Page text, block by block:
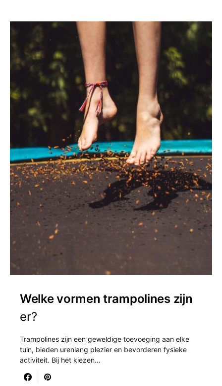
Welke vormen trampolines zijn
er?
Trampolines zijn een geweldige toevoeging aan elke
tuin, bieden urenlang plezier en bevorderen fysieke
activiteit. Bij het kiezen…